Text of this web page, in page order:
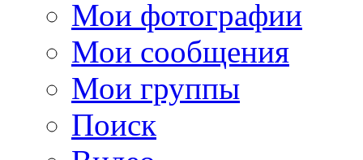
Мои фотографии
Мои сообщения
Мои группы
Поиск